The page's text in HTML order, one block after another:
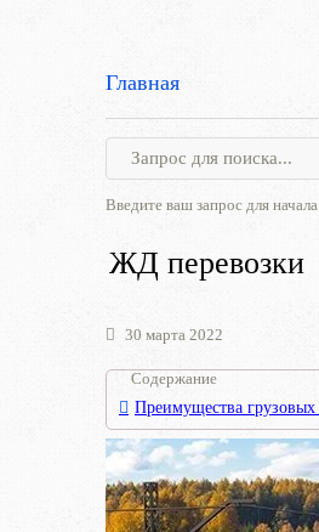
Главная
Введите ваш запрос для
ЖД перевозки
30 марта 2022
Содержание
Преимущества